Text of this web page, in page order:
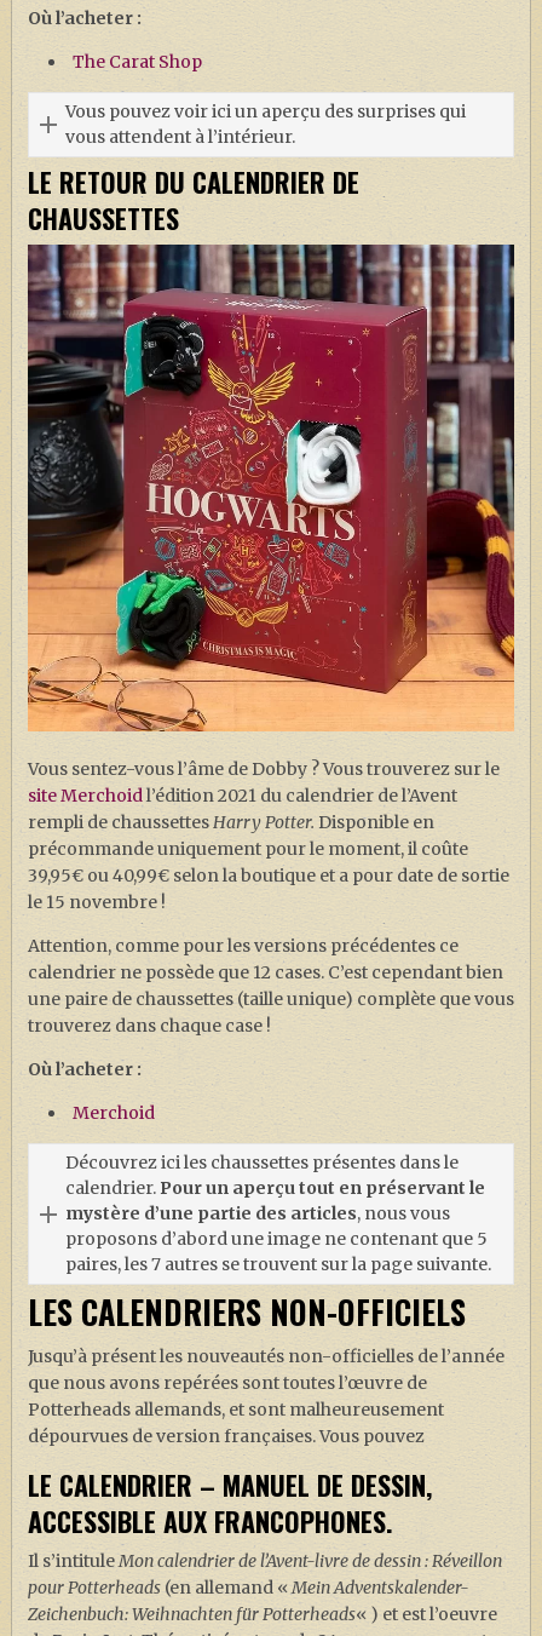
Où l’acheter :
The Carat Shop
Vous pouvez voir ici un aperçu des surprises qui
vous attendent à l’intérieur.
LE RETOUR DU CALENDRIER DE
CHAUSSETTES
Vous sentez-vous l’âme de Dobby ? Vous trouverez sur le
site Merchoidl’édition 2021 du calendrier de l’Avent
rempli de chaussettesHarry Potter. Disponible en
précommande uniquement pour le moment, il coûte
39,95€ ou 40,99€ selon la boutique et a pour date de sortie
le 15 novembre !
Attention, comme pour les versions précédentes ce
calendrier ne possède que 12 cases. C’est cependant bien
une paire de chaussettes (taille unique) complète que vous
trouverez dans chaque case !
Où l’acheter :
Merchoid
Découvrez ici les chaussettes présentes dans le
calendrier. Pour un aperçu tout en préservant le
mystère d’une partie des articles, nous vous
proposons d’abord une image ne contenant que 5
paires, les 7 autres se trouvent sur la page suivante.
LES CALENDRIERS NON-OFFICIELS
Jusqu’à présent les nouveautés non-officielles de l’année
que nous avons repérées sont toutes l’œuvre de
Potterheads allemands, et sont malheureusement
dépourvues de version françaises. Vous pouvez
LE CALENDRIER – MANUEL DE DESSIN,
ACCESSIBLE AUX FRANCOPHONES.
Il s’intituleMon calendrier de l’Avent-livre de dessin : Réveillon
pour Potterheads(en allemand «Mein Adventskalender-
Zeichenbuch: Weihnachten für Potterheads« ) et est l’oeuvre